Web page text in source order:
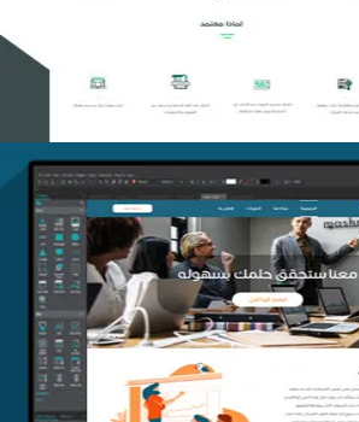
التفاصيل
منصة أفق للتدريب
التفاصيل